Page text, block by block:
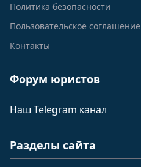
Политика безопасности
Пользовательское соглашение
Контакты
Форум юристов
Наш Telegram канал
Разделы сайта